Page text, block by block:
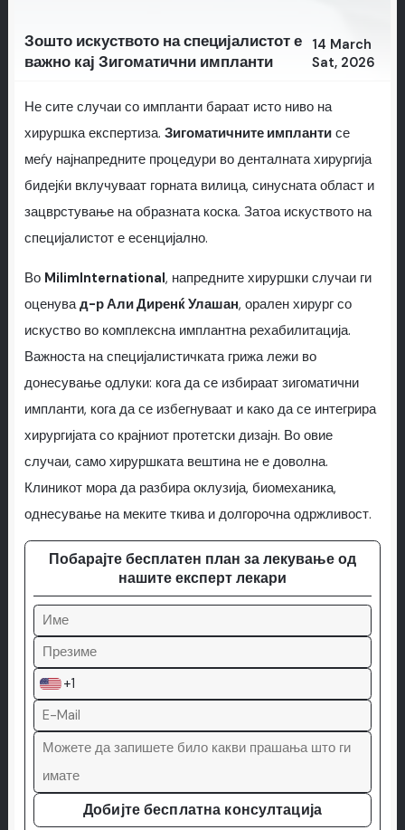
Зошто искуството на специјалистот е
важно кај Зигоматични импланти
14 March
Sat, 2026
Не сите случаи со импланти бараат исто ниво на
хируршка експертиза. Зигоматичните имплантисе
меѓу најнапредните процедури во денталната хирургија
бидејќи вклучуваат горната вилица, синусната област и
зацврстување на образната коска. Затоа искуството на
специјалистот е есенцијално.
Во MilimInternational, напредните хируршки случаи ги
оценувад-р Али Диренќ Улашан, орален хирург со
искуство во комплексна имплантна рехабилитација.
Важноста на специјалистичката грижа лежи во
донесување одлуки: кога да се избираат зигоматични
импланти, кога да се избегнуваат и како да се интегрира
хирургијата со крајниот протетски дизајн. Во овие
случаи, само хируршката вештина не е доволна.
Клиникот мора да разбира оклузија, биомеханика,
однесување на меките ткива и долгорочна одржливост.
Побарајте бесплатен план за лекување од
нашите експерт лекари
+1
Добијте бесплатна консултација